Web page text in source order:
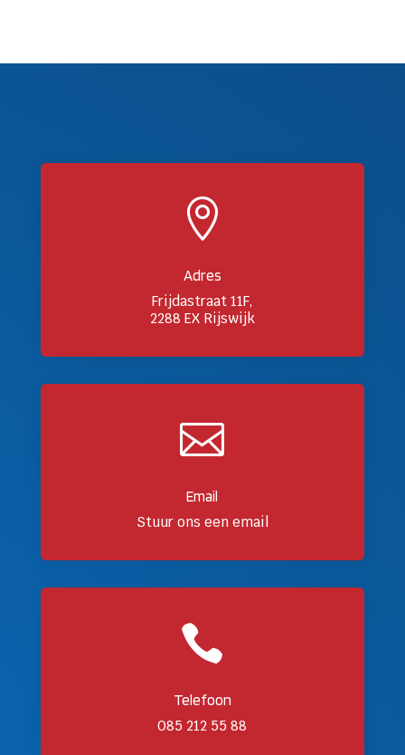

Adres
Frijdastraat 11F,
2288 EX Rijswijk

Email
Stuur ons een email

Telefoon
085 212 55 88